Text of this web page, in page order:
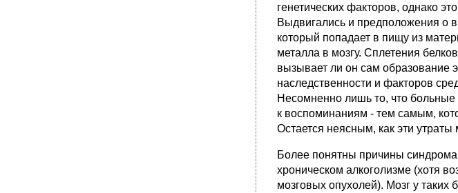
генетических факторов, однако
Выдвигались и предположения о
который попадает в пищу из
металла в мозгу. Сплетения
вызывает ли он сам образование
наследственности и факторов
Несомненно лишь то, что
к воспоминаниям - тем самым,
Остается неясным, как эти
Более понятны причины
хроническом алкоголизме (хотя
мозговых опухолей). Мозг у